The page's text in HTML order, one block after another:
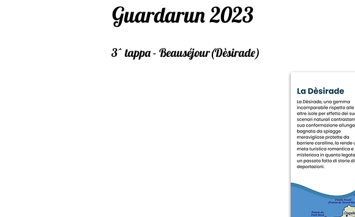
Guardarun 2023
3^ tappa - Beauséjour(Dèsirade)